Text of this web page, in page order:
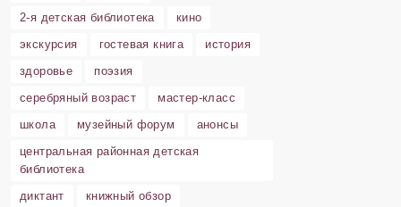
2-я детская библиотека
кино
экскурсия
гостевая книга
история
здоровье
поэзия
серебряный возраст
мастер-класс
школа
музейный форум
анонсы
центральная районная детская
библиотека
диктант
книжный обзор